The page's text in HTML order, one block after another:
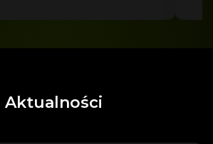
Aktualności